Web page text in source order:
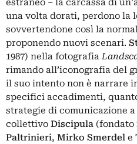
estraneo – la carcassa di
una volta dorati, perdono la
sovvertendone così la
proponendo nuovi scenari.
1987) nella fotografia
rimando all’iconografia del
il suo intento non è narrare
specifici accadimenti,
strategie di comunicazione
collettivo Discipula (fondato
Paltrinieri, Mirko Smerdel e